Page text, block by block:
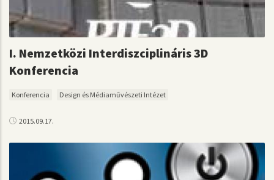
I. Nemzetközi Interdiszciplináris 3D
Konferencia
Konferencia Design és Médiaművészeti Intézet
2015.09.17.